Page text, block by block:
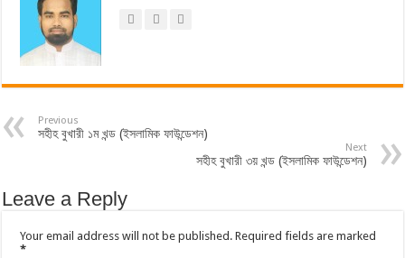
Previous
সহীহ বুখারী ১ম খন্ড (ইসলামিক ফাউন্ডেশন)
Next
সহীহ বুখারী ৩য় খন্ড (ইসলামিক ফাউন্ডেশন)
Leave a Reply
Your email address will not be published. Required fields are marked
*